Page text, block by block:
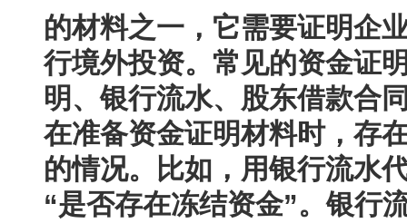
的材料之一，它需要证明企
行境外投资。常见的资金证
明、银行流水、股东借款合
在准备资金证明材料时，存
的情况。比如，用银行流水
“是否存在冻结资金”。银行